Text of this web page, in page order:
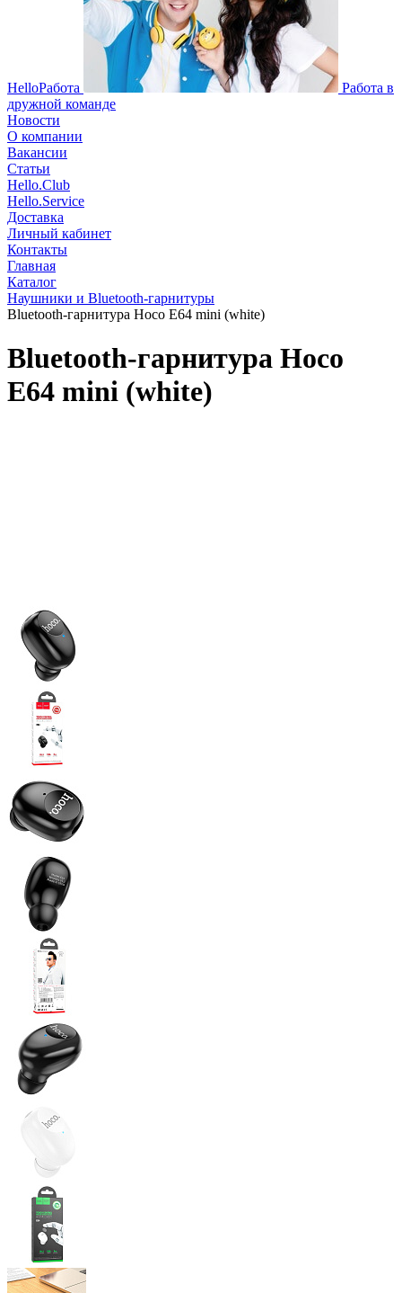
HelloРабота
Работа в
дружной команде
Новости
О компании
Вакансии
Статьи
Hello.Club
Hello.Service
Доставка
Личный кабинет
Контакты
Главная
Каталог
Наушники и Bluetooth-гарнитуры
Bluetooth-гарнитура Hoco E64 mini (white)
Bluetooth-гарнитура Hoco
E64 mini (white)